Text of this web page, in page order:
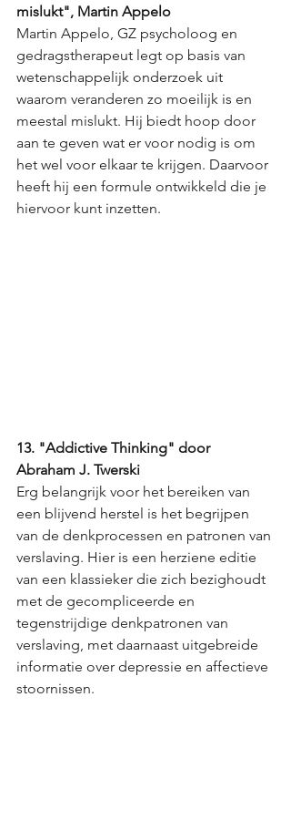
mislukt", Martin Appelo
Martin Appelo, GZ psycholoog en
gedragstherapeut legt op basis van
wetenschappelijk onderzoek uit
waarom veranderen zo moeilijk is en
meestal mislukt. Hij biedt hoop door
aan te geven wat er voor nodig is om
het wel voor elkaar te krijgen. Daarvoor
heeft hij een formule ontwikkeld die je
hiervoor kunt inzetten.
13. "Addictive Thinking" door
Abraham J. Twerski
Erg belangrijk voor het bereiken van
een blijvend herstel is het begrijpen
van de denkprocessen en patronen van
verslaving. Hier is een herziene editie
van een klassieker die zich bezighoudt
met de gecompliceerde en
tegenstrijdige denkpatronen van
verslaving, met daarnaast uitgebreide
informatie over depressie en affectieve
stoornissen.